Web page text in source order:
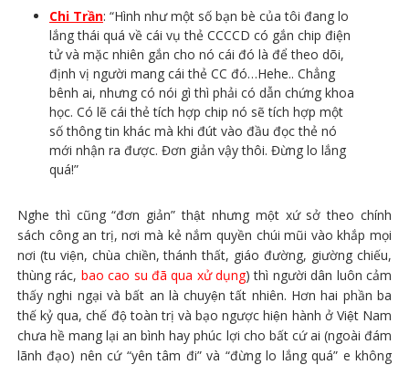
Chi Trần: “Hình như một số bạn bè của tôi đang lo
lắng thái quá về cái vụ thẻ CCCCD có gắn chip điện
tử và mặc nhiên gắn cho nó cái đó là để theo dõi,
định vị người mang cái thẻ CC đó…Hehe.. Chẳng
bênh ai, nhưng có nói gì thì phải có dẫn chứng khoa
học. Có lẽ cái thẻ tích hợp chip nó sẽ tích hợp một
số thông tin khác mà khi đút vào đầu đọc thẻ nó
mới nhận ra được. Đơn giản vậy thôi. Đừng lo lắng
quá!”
Nghe thì cũng “đơn giản” thật nhưng một xứ sở theo chính
sách công an trị, nơi mà kẻ nắm quyền chúi mũi vào khắp mọi
nơi (tu viện, chùa chiền, thánh thất, giáo đường, giường chiếu,
thùng rác, bao cao su đã qua xử dụng) thì người dân luôn cảm
thấy nghi ngại và bất an là chuyện tất nhiên. Hơn hai phần ba
thế kỷ qua, chế độ toàn trị và bạo ngược hiện hành ở Việt Nam
chưa hề mang lại an bình hay phúc lợi cho bất cứ ai (ngoài đám
lãnh đạo) nên cứ “yên tâm đi” và “đừng lo lắng quá” e không